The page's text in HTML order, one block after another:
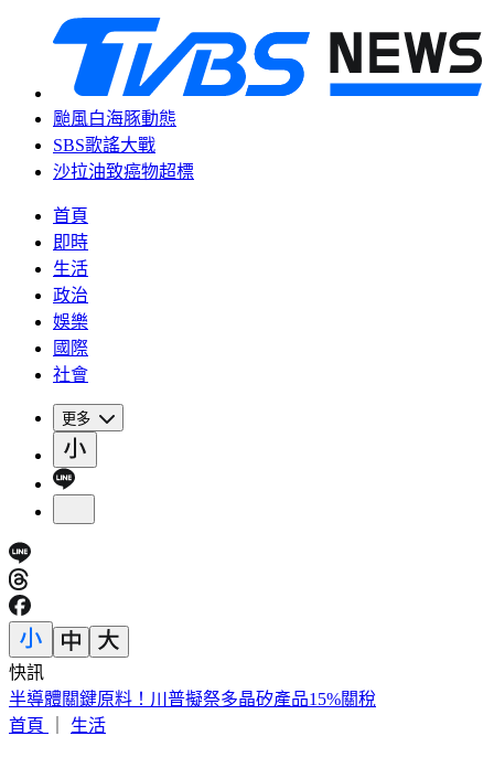
颱風白海豚動態
SBS歌謠大戰
沙拉油致癌物超標
首頁
即時
生活
政治
娛樂
國際
社會
更多
快訊
連戰二媳婦罕動怒！重砲轟財政部：太不負責任
首頁
生活